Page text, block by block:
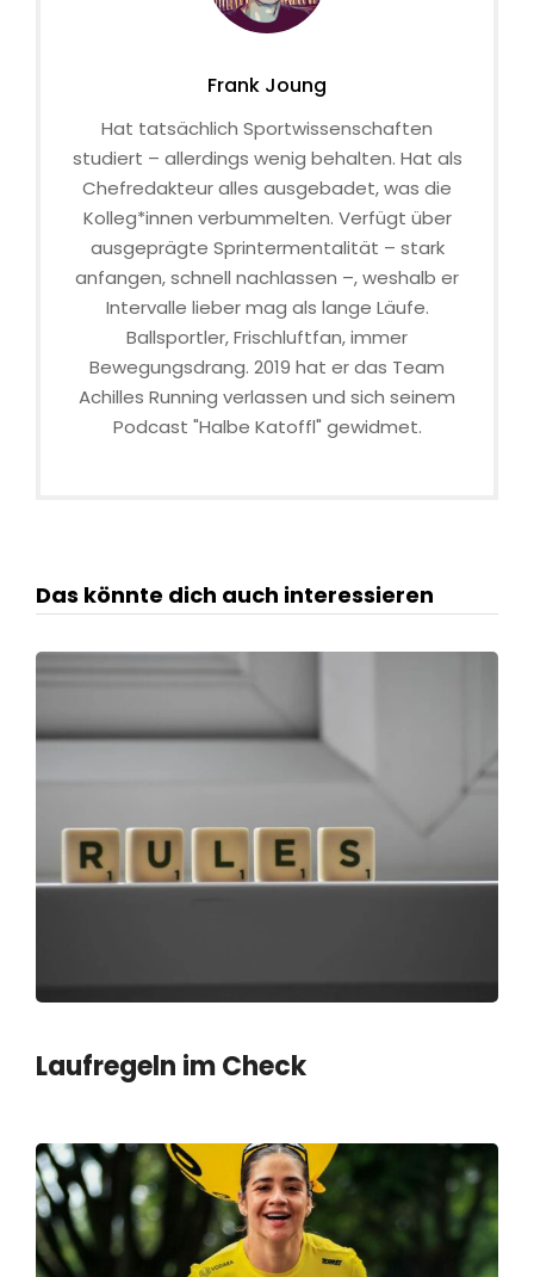
Frank Joung
Hat tatsächlich Sportwissenschaften
studiert – allerdings wenig behalten. Hat als
Chefredakteur alles ausgebadet, was die
Kolleg*innen verbummelten. Verfügt über
ausgeprägte Sprintermentalität – stark
anfangen, schnell nachlassen –, weshalb er
Intervalle lieber mag als lange Läufe.
Ballsportler, Frischluftfan, immer
Bewegungsdrang. 2019 hat er das Team
Achilles Running verlassen und sich seinem
Podcast "Halbe Katoffl" gewidmet.
Das könnte dich auch interessieren
Laufregeln im Check